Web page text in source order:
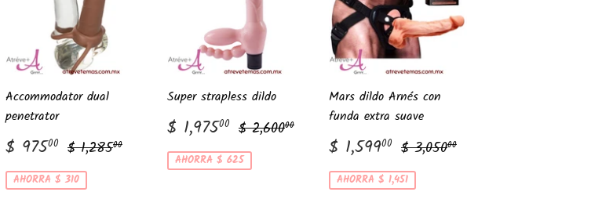
Accommodator dual
penetrator
Precio
de
venta
$ 97500 $
975.00
Precio habitual
$ 1,28500 $ 1,285.00
AHORRA $ 310
Super strapless dildo
Precio
de
venta
$ 1,97500 $
1,975.00
Precio habitual
$ 2,60000 $ 2,600.00
AHORRA $ 625
Mars dildo Arnés con
funda extra suave
Precio
de
venta
$ 1,59900 $
1,599.00
Precio habitual
$ 3,05000
AHORRA $ 1,451